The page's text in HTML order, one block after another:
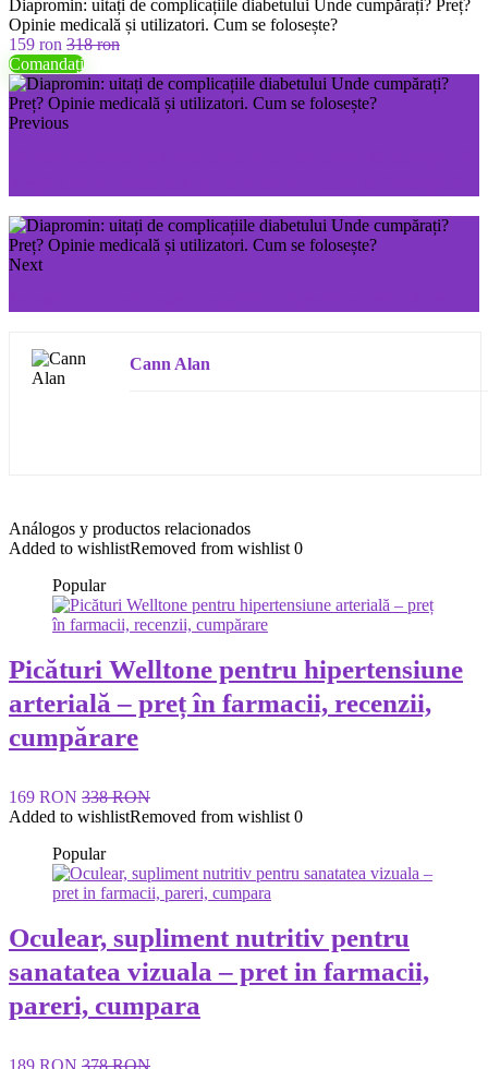
Diapromin: uitați de complicațiile diabetului Unde cumpărați? Preț?
Opinie medicală și utilizatori. Cum se folosește?
159 ron 318 ron
Comandați
Previous
Next
Cann Alan
Análogos y productos relacionados
Added to wishlistRemoved from wishlist 0
Popular
Picături Welltone pentru hipertensiune
arterială – preț în farmacii, recenzii,
cumpărare
169 RON 338 RON
Added to wishlistRemoved from wishlist 0
Popular
Oculear, supliment nutritiv pentru
sanatatea vizuala – pret in farmacii,
pareri, cumpara
189 RON 378 RON